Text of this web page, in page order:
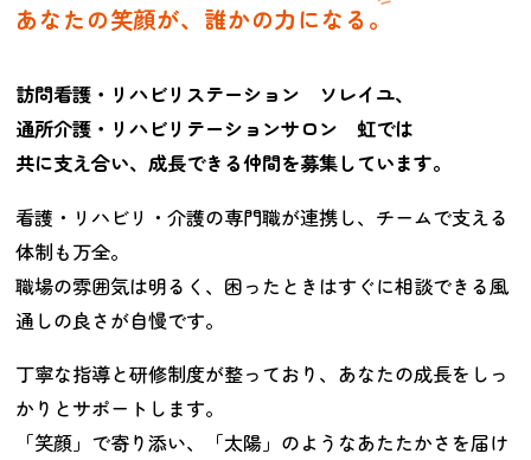
あなたの笑顔が、誰かの力になる。
訪問看護・リハビリステーション ソレイユ、
通所介護・リハビリテーションサロン 虹では
共に支え合い、成長できる仲間を募集しています。
看護・リハビリ・介護の専門職が連携し、チームで支える
体制も万全。
職場の雰囲気は明るく、困ったときはすぐに相談できる風
通しの良さが自慢です。
丁寧な指導と研修制度が整っており、あなたの成長をしっ
かりとサポートします。
「笑顔」で寄り添い、「太陽」のようなあたたかさを届け